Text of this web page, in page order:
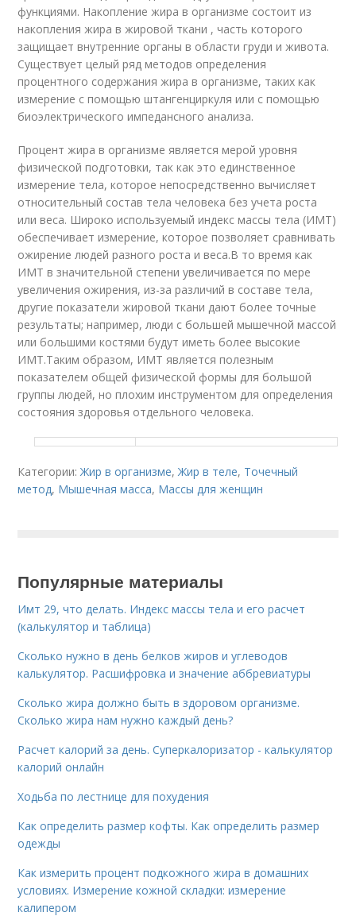
функциями. Накопление жира в организме состоит из
накопления жира в жировой ткани , часть которого
защищает внутренние органы в области груди и живота.
Существует целый ряд методов определения
процентного содержания жира в организме, таких как
измерение с помощью штангенциркуля или с помощью
биоэлектрического импедансного анализа.
Процент жира в организме является мерой уровня
физической подготовки, так как это единственное
измерение тела, которое непосредственно вычисляет
относительный состав тела человека без учета роста
или веса. Широко используемый индекс массы тела (ИМТ)
обеспечивает измерение, которое позволяет сравнивать
ожирение людей разного роста и веса.В то время как
ИМТ в значительной степени увеличивается по мере
увеличения ожирения, из-за различий в составе тела,
другие показатели жировой ткани дают более точные
результаты; например, люди с большей мышечной массой
или большими костями будут иметь более высокие
ИМТ.Таким образом, ИМТ является полезным
показателем общей физической формы для большой
группы людей, но плохим инструментом для определения
состояния здоровья отдельного человека.
Категории:Жир в организме,Жир в теле, Точечный
метод, Мышечная масса, Массы для женщин
Популярные материалы
Имт 29, что делать. Индекс массы тела и его расчет
(калькулятор и таблица)
Сколько нужно в день белков жиров и углеводов
калькулятор. Расшифровка и значение аббревиатуры
Сколько жира должно быть в здоровом организме.
Сколько жира нам нужно каждый день?
Расчет калорий за день. Суперкалоризатор - калькулятор
калорий онлайн
Ходьба по лестнице для похудения
Как определить размер кофты. Как определить размер
одежды
Как измерить процент подкожного жира в домашних
условиях. Измерение кожной складки: измерение
калипером